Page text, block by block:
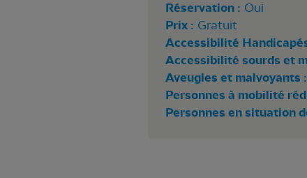
Réservation : Oui
Prix : Gratuit
Accessibilité
Accessibilité sourds et
Aveugles et malvoyants :
Personnes à mobilité
Personnes en situation